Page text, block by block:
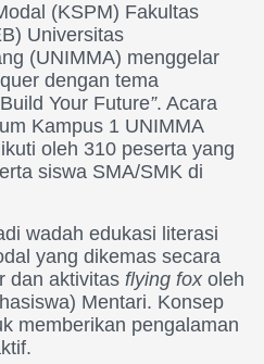
(KSPM) Fakultas
Universitas
(UNIMMA) menggelar
dengan tema
Your Future”. Acara
Kampus 1 UNIMMA
oleh 310 peserta yang
siswa SMA/SMK di
wadah edukasi literasi
yang dikemas secara
dan aktivitas flying foxoleh
Mentari. Konsep
memberikan pengalaman